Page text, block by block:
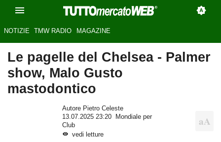
NOTIZIE TMW RADIO MAGAZINE
Le pagelle del Chelsea - Palmer
show, Malo Gusto
mastodontico
Autore Pietro Celeste
13.07.2025 23:20
Mondiale per
Club
vedi letture